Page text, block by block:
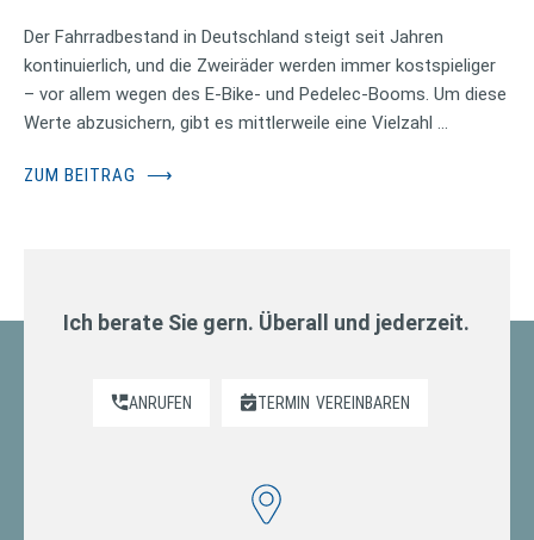
Der Fahrradbestand in Deutschland steigt seit Jahren
kontinuierlich, und die Zweiräder werden immer kostspieliger
– vor allem wegen des E-Bike- und Pedelec-Booms. Um diese
Werte abzusichern, gibt es mittlerweile eine Vielzahl …
ZUM BEITRAG ⟶
Ich berate Sie gern. Überall und jederzeit.
ANRUFEN TERMIN VEREINBAREN